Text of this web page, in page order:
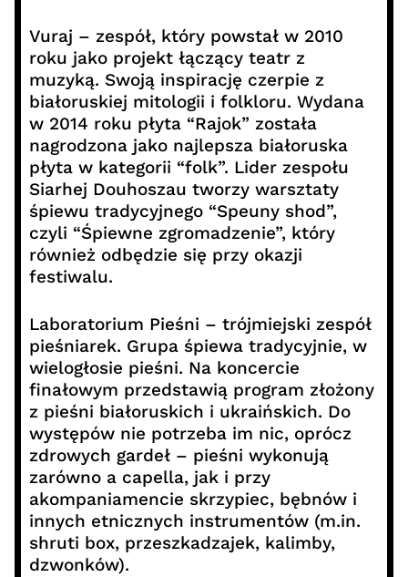
Vuraj – zespół, który powstał w 2010
roku jako projekt łączący teatr z
muzyką. Swoją inspirację czerpie z
białoruskiej mitologii i folkloru. Wydana
w 2014 roku płyta “Rajok” została
nagrodzona jako najlepsza białoruska
płyta w kategorii “folk”. Lider zespołu
Siarhej Douhoszau tworzy warsztaty
śpiewu tradycyjnego “Speuny shod”,
czyli “Śpiewne zgromadzenie”, który
również odbędzie się przy okazji
festiwalu.
Laboratorium Pieśni – trójmiejski zespół
pieśniarek. Grupa śpiewa tradycyjnie, w
wielogłosie pieśni. Na koncercie
finałowym przedstawią program złożony
z pieśni białoruskich i ukraińskich. Do
występów nie potrzeba im nic, oprócz
zdrowych gardeł – pieśni wykonują
zarówno a capella, jak i przy
akompaniamencie skrzypiec, bębnów i
innych etnicznych instrumentów (m.in.
shruti box, przeszkadzajek, kalimby,
dzwonków).